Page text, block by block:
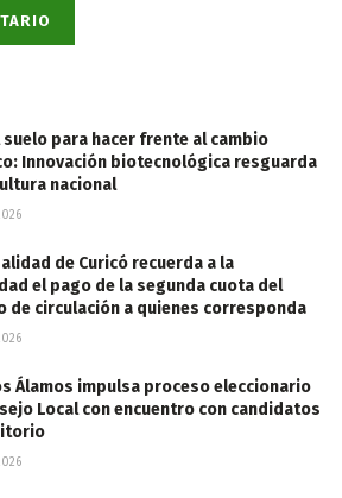
suelo para hacer frente al cambio
Innovación biotecnológica resguarda
nacional
de Curicó recuerda a la
el pago de la segunda cuota del
de circulación a quienes corresponda
Álamos impulsa proceso eleccionario
Local con encuentro con candidatos